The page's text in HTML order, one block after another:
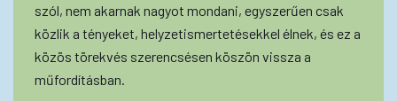
szól, nem akarnak nagyot mondani, egyszerűen csak
közlik a tényeket, helyzetismertetésekkel élnek, és ez a
közös törekvés szerencsésen köszön vissza a
műfordításban.